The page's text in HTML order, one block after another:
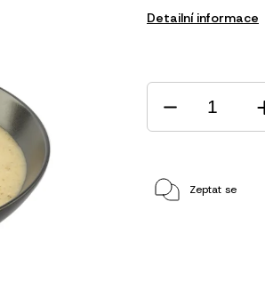
Detailní informace
Zeptat se